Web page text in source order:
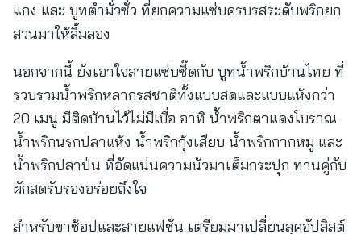
แกง และ บูทตำมั่วซั่ว ที่ยกความแซ่บครบรสระดับพริกยก
สวนมาให้ลิ้มลอง
นอกจากนี้ ยังเอาใจสายแซ่บซี๊ดกับ บูทน้ำพริกบ้านไทย ที่
รวบรวมน้ำพริกหลากรสชาติทั้งแบบสดและแบบแห้งกว่า
20 เมนู มีติดบ้านไว้ไม่มีเบื่อ อาทิ น้ำพริกตาแดงโบราณ
น้ำพริกนรกปลาแห้ง น้ำพริกกุ้งเสียบ น้ำพริกกากหมู และ
น้ำพริกปลาป่น ที่อัดแน่นความนัวมาเต็มกระปุก ทานคู่กับ
ผักสดรับรองอร่อยถึงใจ
สำหรับขาช้อปและสายแฟชั่น เตรียมมาเปลี่ยนลุคอัปลิสต์